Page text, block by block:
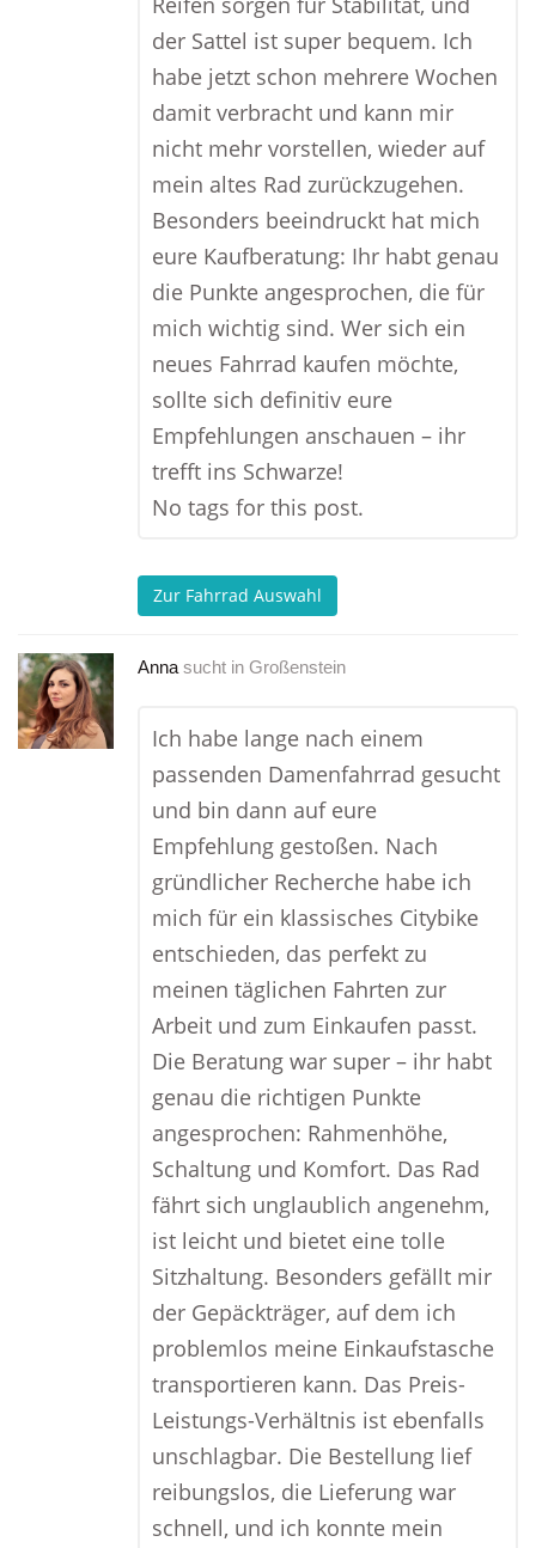
der Sattel ist super bequem. Ich
habe jetzt schon mehrere Wochen
damit verbracht und kann mir
nicht mehr vorstellen, wieder auf
mein altes Rad zurückzugehen.
Besonders beeindruckt hat mich
eure Kaufberatung: Ihr habt genau
die Punkte angesprochen, die für
mich wichtig sind. Wer sich ein
neues Fahrrad kaufen möchte,
sollte sich definitiv eure
Empfehlungen anschauen – ihr
trefft ins Schwarze!
No tags for this post.
Zur Fahrrad Auswahl
Anna sucht in Großenstein
Ich habe lange nach einem
passenden Damenfahrrad gesucht
und bin dann auf eure
Empfehlung gestoßen. Nach
gründlicher Recherche habe ich
mich für ein klassisches Citybike
entschieden, das perfekt zu
meinen täglichen Fahrten zur
Arbeit und zum Einkaufen passt.
Die Beratung war super – ihr habt
genau die richtigen Punkte
angesprochen: Rahmenhöhe,
Schaltung und Komfort. Das Rad
fährt sich unglaublich angenehm,
ist leicht und bietet eine tolle
Sitzhaltung. Besonders gefällt mir
der Gepäckträger, auf dem ich
problemlos meine Einkaufstasche
transportieren kann. Das Preis-
Leistungs-Verhältnis ist ebenfalls
unschlagbar. Die Bestellung lief
reibungslos, die Lieferung war
schnell, und ich konnte mein